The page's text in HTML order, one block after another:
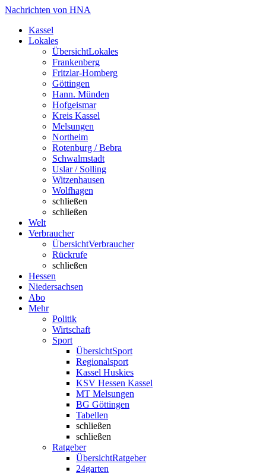
Nachrichten von HNA
Kassel
Lokales
ÜbersichtLokales
Frankenberg
Fritzlar-Homberg
Göttingen
Hann. Münden
Hofgeismar
Kreis Kassel
Melsungen
Northeim
Rotenburg / Bebra
Schwalmstadt
Uslar / Solling
Witzenhausen
Wolfhagen
schließen
schließen
Welt
Verbraucher
ÜbersichtVerbraucher
Rückrufe
schließen
Hessen
Niedersachsen
Abo
Mehr
Politik
Wirtschaft
Sport
ÜbersichtSport
Regionalsport
Kassel Huskies
KSV Hessen Kassel
MT Melsungen
BG Göttingen
Tabellen
schließen
schließen
Ratgeber
ÜbersichtRatgeber
24garten